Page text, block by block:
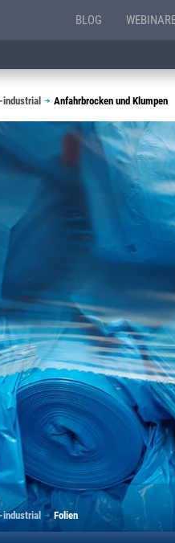
BLOG
Anfahrbrocken und Klumpen
Folien